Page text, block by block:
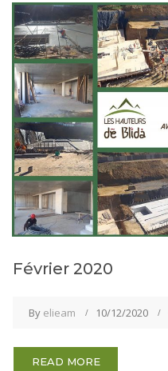
Février 2020
By elieam 10/12/2020
READ MORE